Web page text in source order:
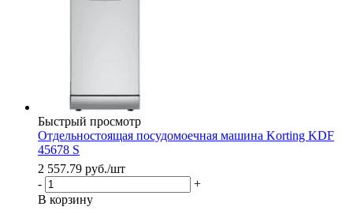
Быстрый просмотр
Отдельностоящая посудомоечная машина Korting KDF
45678 S
2 557.79 руб./шт
-
+
В корзину